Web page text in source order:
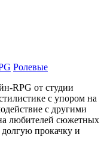
Ролевые
RPG от студии
с упором на
с другими
любителей сюжетных
долгую прокачку и